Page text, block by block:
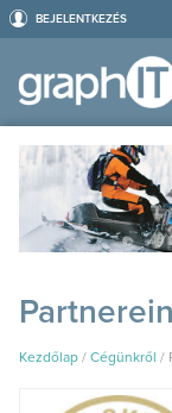
BEJELENTKEZÉS
Kezdőlap / Cégünkről /